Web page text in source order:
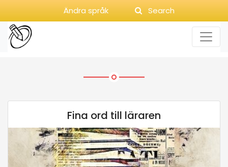
Ändra språk Search
Fina ord till läraren